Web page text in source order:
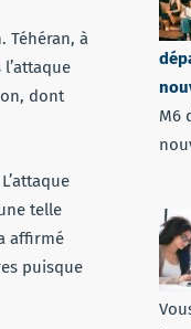
Téhéran, à
dont
telle
affirmé
puisque
M6